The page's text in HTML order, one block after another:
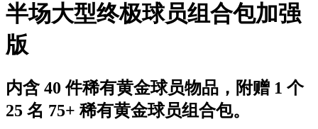
半场大型终极球员组合包加强
版
内含 40 件稀有黄金球员物品，附赠 1 个
25 名 75+ 稀有黄金球员组合包。